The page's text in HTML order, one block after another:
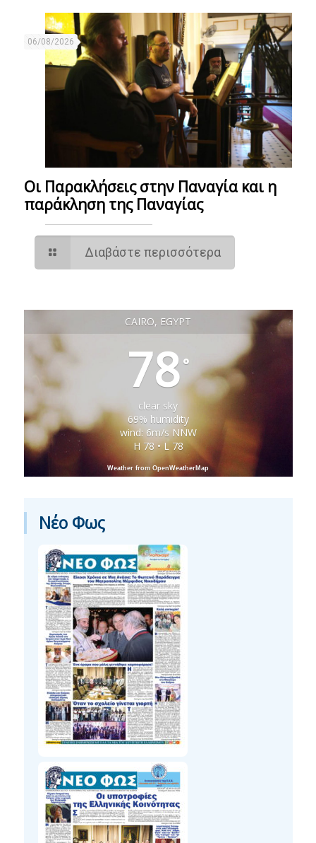
06/08/2026
Οι Παρακλήσεις στην Παναγία και η
παράκληση της Παναγίας
Διαβάστε περισσότερα
CAIRO, EGYPT
78°
clear sky
69% humidity
wind: 6m/s NNW
H 78 • L 78
Weather from OpenWeatherMap
Νέο Φως